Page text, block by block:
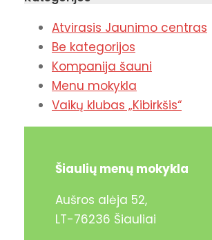
Atvirasis Jaunimo centras
Be kategorijos
Kompanija šauni
Menu mokykla
Vaikų klubas „Kibirkšis“
Šiaulių menų mokykla
Aušros alėja 52,
LT-76236 Šiauliai